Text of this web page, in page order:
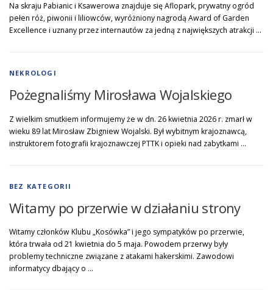
Na skraju Pabianic i Ksawerowa znajduje się Aflopark, prywatny ogród
pełen róż, piwonii i liliowców, wyróżniony nagrodą Award of Garden
Excellence i uznany przez internautów za jedną z największych atrakcji …
NEKROLOGI
Pożegnaliśmy Mirosława Wojalskiego
Z wielkim smutkiem informujemy że w dn. 26 kwietnia 2026 r. zmarł w
wieku 89 lat Mirosław Zbigniew Wojalski. Był wybitnym krajoznawcą,
instruktorem fotografii krajoznawczej PTTK i opieki nad zabytkami …
BEZ KATEGORII
Witamy po przerwie w działaniu strony
Witamy członków Klubu „Kosówka” i jego sympatyków po przerwie,
która trwała od 21 kwietnia do 5 maja. Powodem przerwy były
problemy techniczne związane z atakami hakerskimi. Zawodowi
informatycy dbający o …